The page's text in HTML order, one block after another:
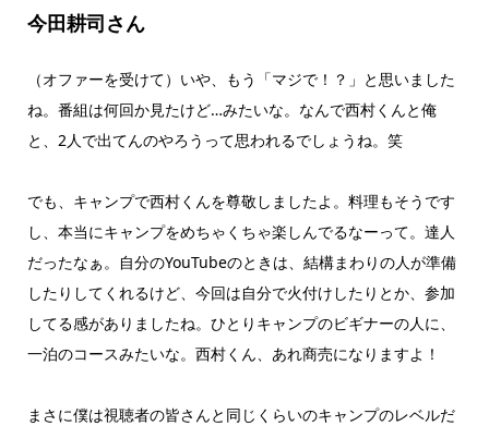
今田耕司さん
（オファーを受けて）いや、もう「マジで！？」と思いました
ね。番組は何回か見たけど…みたいな。なんで西村くんと俺
と、2人で出てんのやろうって思われるでしょうね。笑
でも、キャンプで西村くんを尊敬しましたよ。料理もそうです
し、本当にキャンプをめちゃくちゃ楽しんでるなーって。達人
だったなぁ。自分のYouTubeのときは、結構まわりの人が準備
したりしてくれるけど、今回は自分で火付けしたりとか、参加
してる感がありましたね。ひとりキャンプのビギナーの人に、
一泊のコースみたいな。西村くん、あれ商売になりますよ！
まさに僕は視聴者の皆さんと同じくらいのキャンプのレベルだ